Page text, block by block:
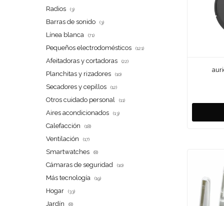
Radios (3)
Barras de sonido (3)
Línea blanca (71)
Pequeños electrodomésticos (121)
Afeitadoras y cortadoras (22)
Planchitas y rizadores (10)
Secadores y cepillos (12)
Otros cuidado personal (11)
Aires acondicionados (13)
Calefacción (18)
Ventilación (17)
Smartwatches (8)
Cámaras de seguridad (10)
Más tecnología (19)
Hogar (33)
Jardín (8)